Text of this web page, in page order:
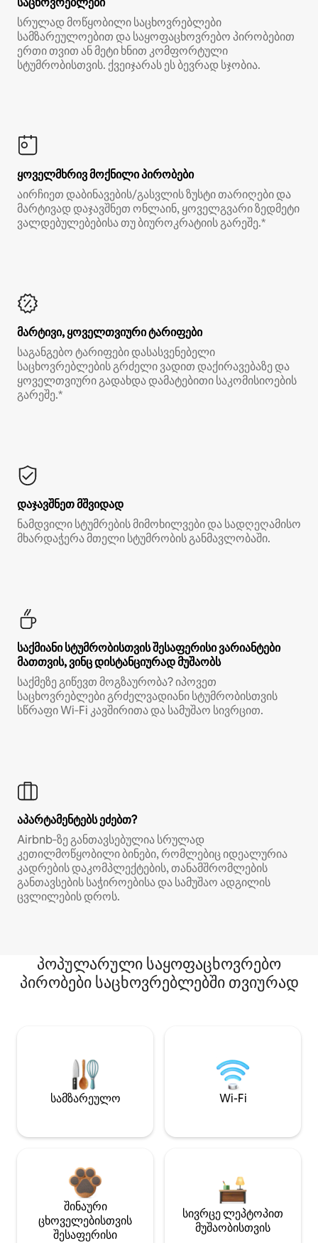
სრულად მოწყობილი საცხოვრებლები
სამზარეულოებით და საყოფაცხოვრებო პირობებით
ერთი თვით ან მეტი ხნით კომფორტული
სტუმრობისთვის. ქვეიჯარას ეს ბევრად სჯობია.
ყოველმხრივ მოქნილი პირობები
აირჩიეთ დაბინავების/გასვლის ზუსტი თარიღები და
მარტივად დაჯავშნეთ ონლაინ, ყოველგვარი ზედმეტი
ვალდებულებებისა თუ ბიუროკრატიის გარეშე.*
მარტივი, ყოველთვიური ტარიფები
საგანგებო ტარიფები დასასვენებელი
საცხოვრებლების გრძელი ვადით დაქირავებაზე და
ყოველთვიური გადახდა დამატებითი საკომისიოების
გარეშე.*
დაჯავშნეთ მშვიდად
ნამდვილი სტუმრების მიმოხილვები და სადღეღამისო
მხარდაჭერა მთელი სტუმრობის განმავლობაში.
საქმიანი სტუმრობისთვის შესაფერისი ვარიანტები
მათთვის, ვინც დისტანციურად მუშაობს
საქმეზე გიწევთ მოგზაურობა? იპოვეთ
საცხოვრებლები გრძელვადიანი სტუმრობისთვის
სწრაფი Wi‑Fi კავშირითა და სამუშაო სივრცით.
აპარტამენტებს ეძებთ?
Airbnb‑ზე განთავსებულია სრულად
კეთილმოწყობილი ბინები, რომლებიც იდეალურია
კადრების დაკომპლექტების, თანამშრომლების
განთავსების საჭიროებისა და სამუშაო ადგილის
ცვლილების დროს.
პოპულარული საყოფაცხოვრებო
პირობები საცხოვრებლებში თვიურად
სამზარეულო Wi-Fi
შინაური
ცხოველებისთვის
შესაფერისი
სივრცე ლეპტოპით
მუშაობისთვის